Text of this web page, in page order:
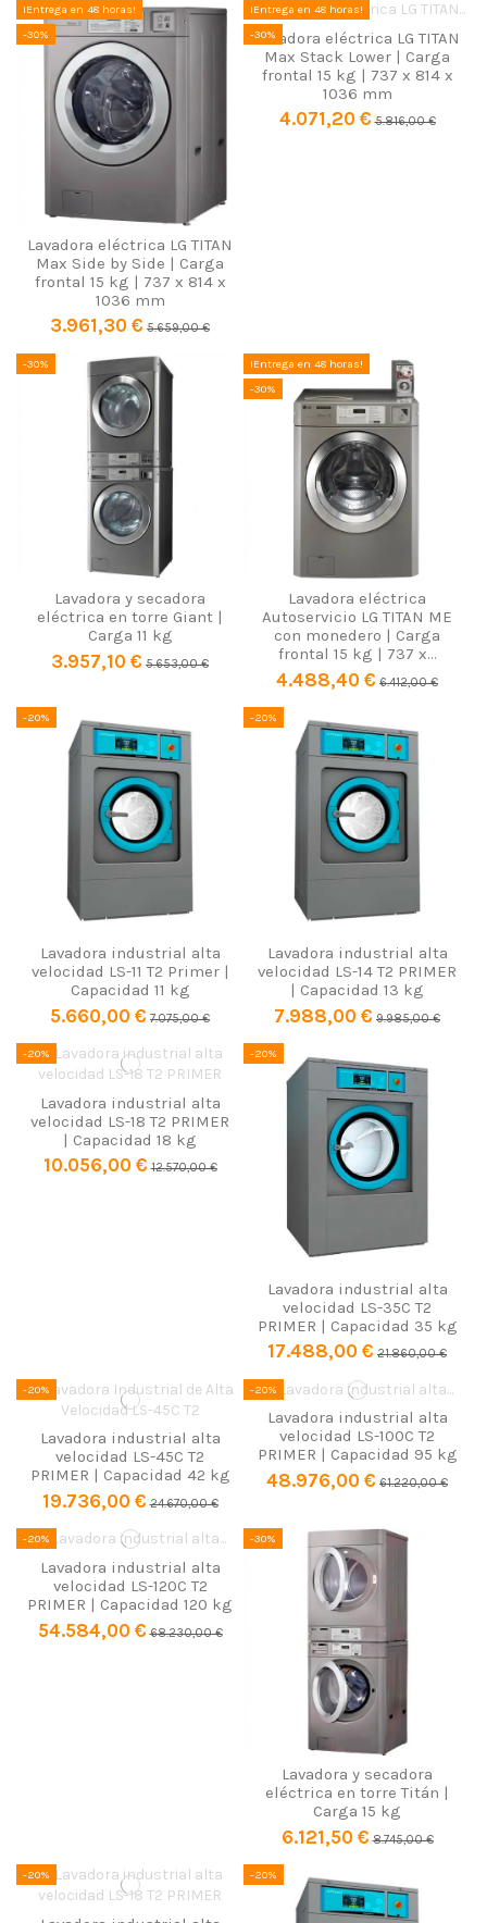
¡Entrega en 48 horas!
-30%
Lavadora eléctrica LG TITAN
Max Side by Side | Carga
frontal 15 kg | 737 x 814 x
1036 mm
3.961,30 € 5.659,00 €
¡Entrega en 48 horas!
-30%
Lavadora eléctrica LG TITAN
Max Stack Lower | Carga
frontal 15 kg | 737 x 814 x
1036 mm
4.071,20 € 5.816,00 €
-30%
Lavadora y secadora
eléctrica en torre Giant |
Carga 11 kg
3.957,10 € 5.653,00 €
¡Entrega en 48 horas!
-30%
Lavadora eléctrica
Autoservicio LG TITAN ME
con monedero | Carga
frontal 15 kg | 737 x...
4.488,40 € 6.412,00 €
-20%
Lavadora industrial alta
velocidad LS-11 T2 Primer |
Capacidad 11 kg
5.660,00 € 7.075,00 €
-20%
Lavadora industrial alta
velocidad LS-14 T2 PRIMER
| Capacidad 13 kg
7.988,00 € 9.985,00 €
-20%
Lavadora industrial alta
velocidad LS-18 T2 PRIMER
| Capacidad 18 kg
10.056,00 € 12.570,00 €
-20%
Lavadora industrial alta
velocidad LS-35C T2
PRIMER | Capacidad 35 kg
17.488,00 € 21.860,00 €
-20%
Lavadora industrial alta
velocidad LS-45C T2
PRIMER | Capacidad 42 kg
19.736,00 € 24.670,00 €
-20%
Lavadora industrial alta
velocidad LS-100C T2
PRIMER | Capacidad 95 kg
48.976,00 € 61.220,00 €
-20%
Lavadora industrial alta
velocidad LS-120C T2
PRIMER | Capacidad 120 kg
54.584,00 € 68.230,00 €
-30%
Lavadora y secadora
eléctrica en torre Titán |
Carga 15 kg
6.121,50 € 8.745,00 €
-20% -20%